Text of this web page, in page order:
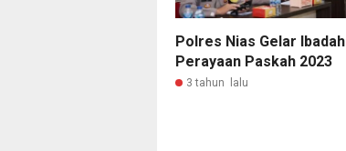
Polres Nias Gelar Ibadah
Perayaan Paskah 2023
3 tahun lalu